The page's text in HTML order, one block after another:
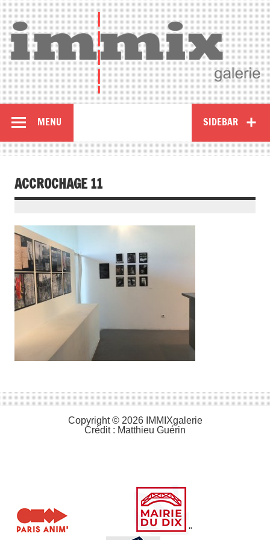
SIDEBAR
MENU
ACCROCHAGE 11
Copyright © 2026 IMMIXgalerie
Crédit : Matthieu Guérin
"